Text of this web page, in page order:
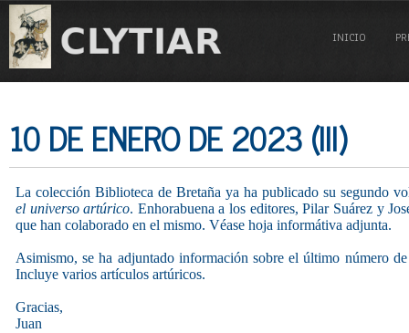
INICIO
10 DE ENERO DE 2023 (III)
La colección Biblioteca de Bretaña ya ha publicado su segundo
el universo artúrico. Enhorabuena a los editores, Pilar Suárez y
que han colaborado en el mismo. Véase hoja informátiva adjunta.
Asimismo, se ha adjuntado información sobre el último número
Incluye varios artículos artúricos.
Gracias,
Juan